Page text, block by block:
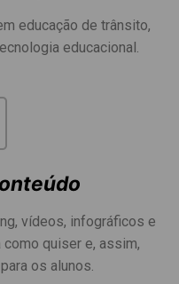
educação de trânsito,
educacional.
vídeos, infográficos e
como quiser e, assim,
os alunos.